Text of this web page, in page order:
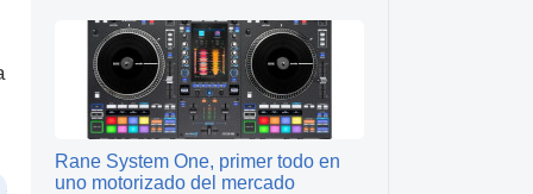
Rane System One, primer todo en
uno motorizado del mercado